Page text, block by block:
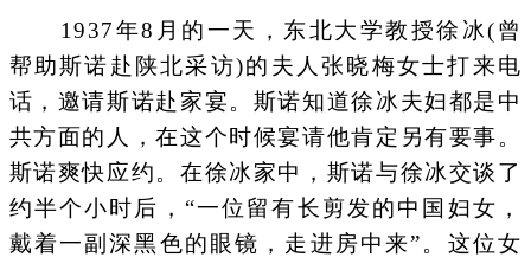
1937年8月的一天，东北大学教授徐冰(曾
帮助斯诺赴陕北采访)的夫人张晓梅女士打来电
话，邀请斯诺赴家宴。斯诺知道徐冰夫妇都是中
共方面的人，在这个时候宴请他肯定另有要事。
斯诺爽快应约。在徐冰家中，斯诺与徐冰交谈了
约半个小时后，“一位留有长剪发的中国妇女，
戴着一副深黑色的眼镜，走进房中来”。这位女